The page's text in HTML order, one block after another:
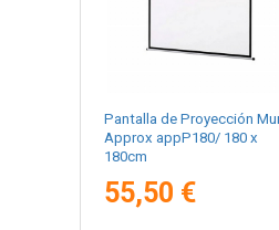
Pantalla de Proyección
Approx appP180/ 180 x
180cm
55,50 €